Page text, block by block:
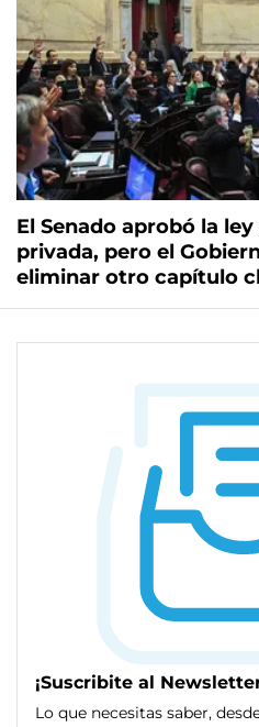
El Senado aprobó la
privada, pero el
eliminar otro capítulo
¡Suscribite al
Lo que necesitas saber,